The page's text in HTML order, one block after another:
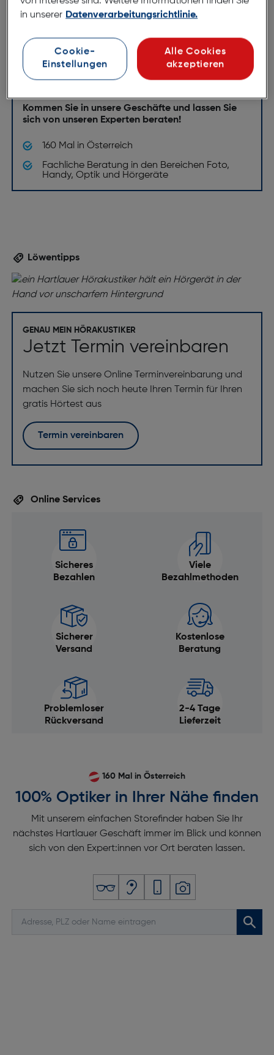
Hartlauer Services
Hartlauer bietet eine Reihe von
Kommen Sie in unsere Geschäfte und lassen Sie
sich von unseren Experten beraten!
160 Mal in Österreich
Fachliche Beratung in den Bereichen Foto,
Handy, Optik und Hörgeräte
Löwentipps
GENAU MEIN HÖRAKUSTIKER
Jetzt Termin vereinbaren
Nutzen Sie unsere Online Terminvereinbarung und
machen Sie sich noch heute Ihren Termin für Ihren
gratis Hörtest aus
Termin vereinbaren
Online Services
Sicheres
Bezahlen
Viele
Bezahlmethoden
Sicherer
Versand
Kostenlose
Beratung
Problemloser
Rückversand
2-4 Tage
Lieferzeit
160 Mal in Österreich
100% Optiker in Ihrer Nähe finden
Mit unserem einfachen Storefinder haben Sie Ihr
nächstes Hartlauer Geschäft immer im Blick und können
sich von den Expert:innen vor Ort beraten lassen.
in unserer Datenverarbeitungsrichtlinie.
Cookie-
Einstellungen
Alle Cookies
akzeptieren